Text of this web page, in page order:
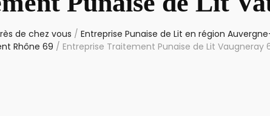
de chez vous / Entreprise Punaise de Lit en région
Rhône 69 / Entreprise Traitement Punaise de Lit Vaugneray